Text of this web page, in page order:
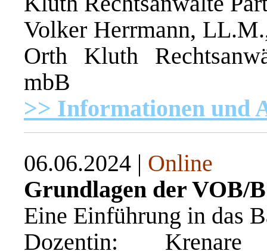
Volker Herrmann,
Orth Kluth
mbB
>> Informationen und
06.06.2024 | Online
Grundlagen der VOB/B
Eine Einführung in das
Dozentin: Krenare